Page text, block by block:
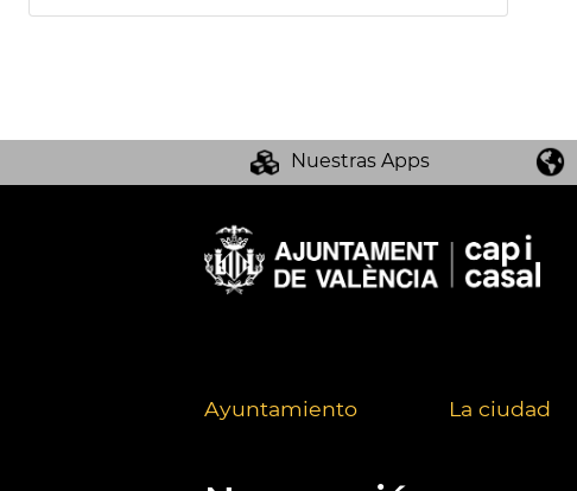
Nuestras Apps
Ayuntamiento La ciudad